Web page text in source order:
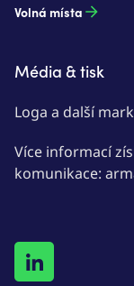
Volná místa
Média & tisk
Loga a další
Více informací
komunikace: